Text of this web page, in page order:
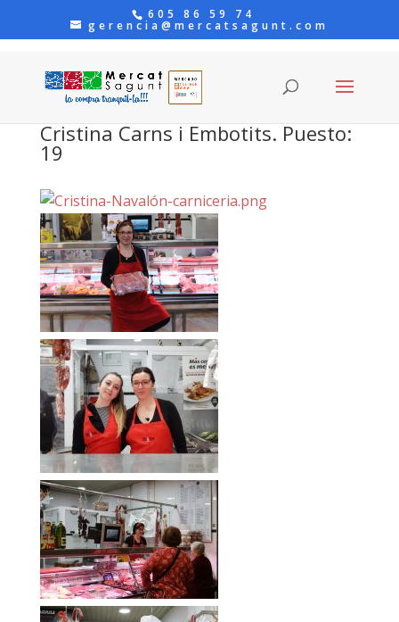
605 86 59 74
gerencia@mercatsagunt.com
Cristina Carns i Embotits. Puesto:
19